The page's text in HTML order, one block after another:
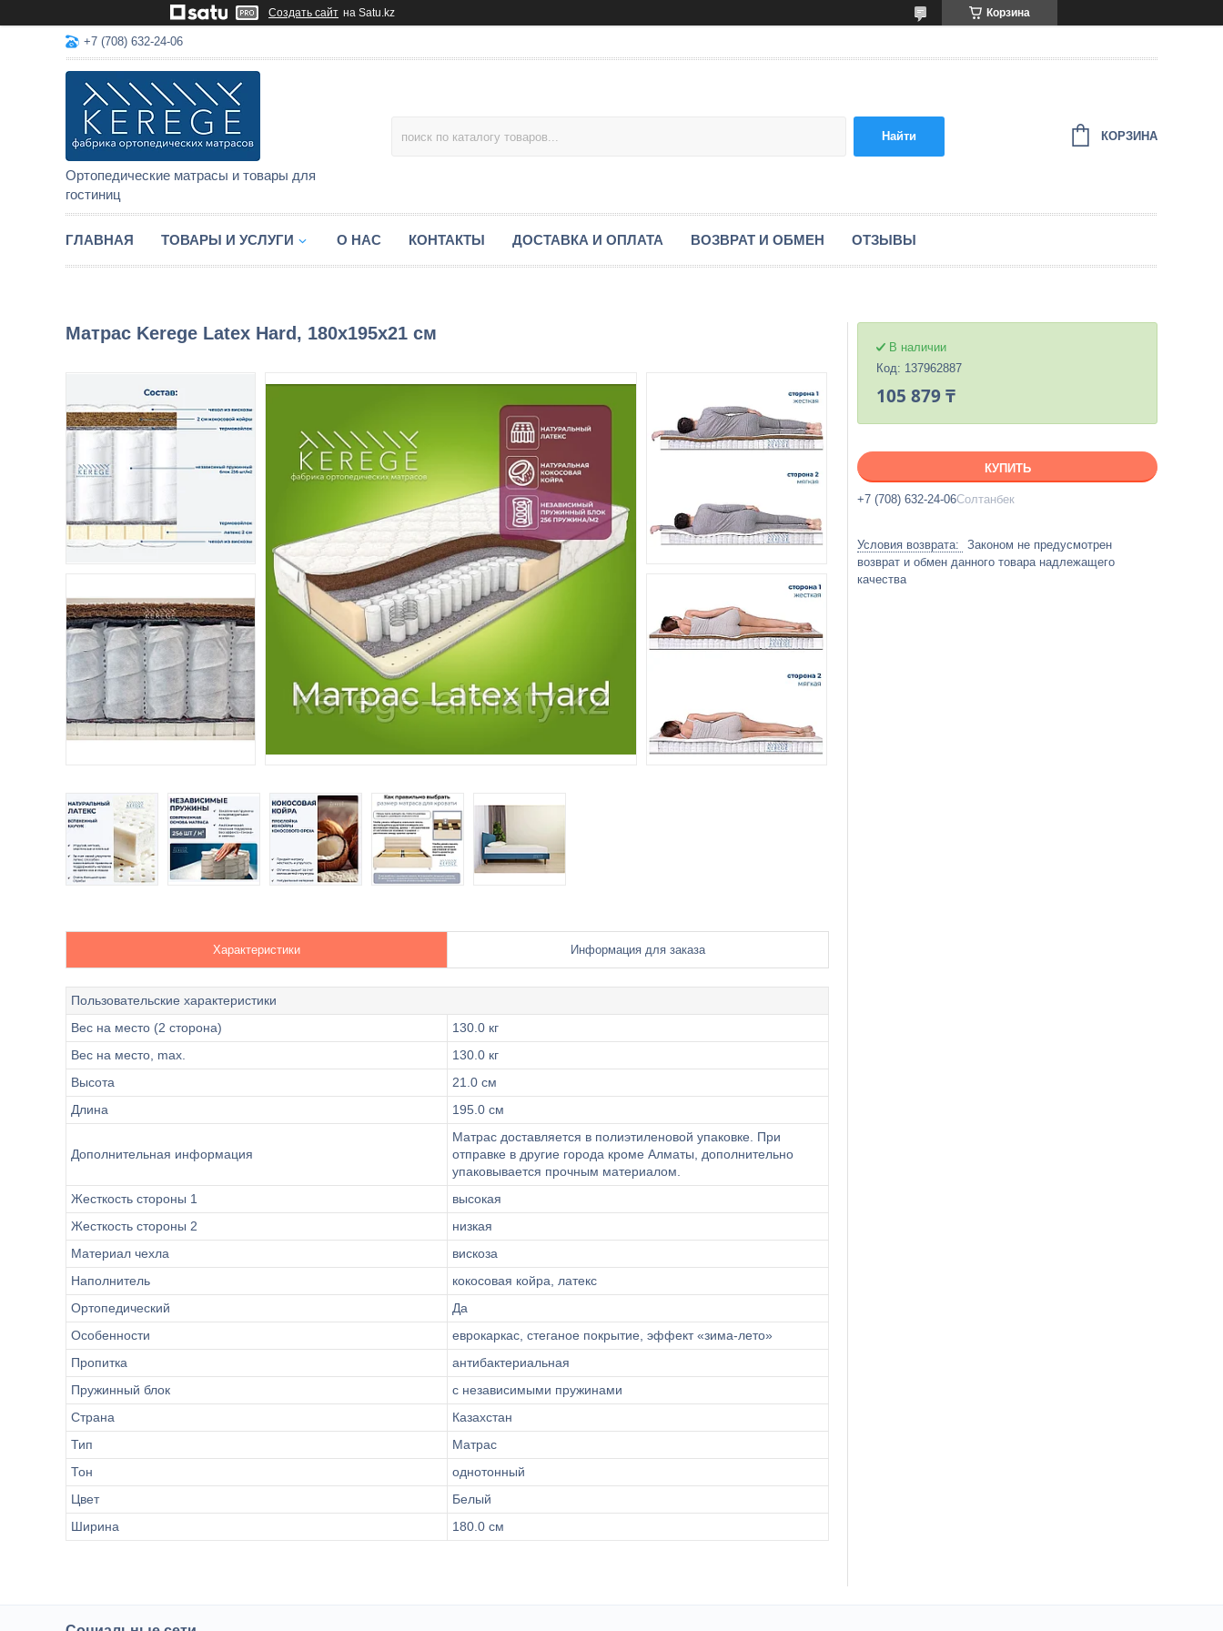
Создать сайт на Satu.kz Корзина
+7 (708) 632-24-06
Ортопедические матрасы и товары для
гостиниц
Найти КОРЗИНА
ГЛАВНАЯ ТОВАРЫ И УСЛУГИ О НАС КОНТАКТЫ ДОСТАВКА И ОПЛАТА ВОЗВРАТ И ОБМЕН ОТЗЫВЫ
Матрас Kerege Latex Hard, 180x195x21 см
Характеристики Информация для заказа
Пользовательские характеристики
Вес на место (2 сторона)
130.0 кг
Вес на место, max.
130.0 кг
Высота
21.0 см
Длина
195.0 см
Дополнительная информация
Матрас доставляется в полиэтиленовой упаковке. При
отправке в другие города кроме Алматы, дополнительно
упаковывается прочным материалом.
Жесткость стороны 1
высокая
Жесткость стороны 2
низкая
Материал чехла
вискоза
Наполнитель
кокосовая койра, латекс
Ортопедический
Да
Особенности
еврокаркас, стеганое покрытие, эффект «зима-лето»
Пропитка
антибактериальная
Пружинный блок
с независимыми пружинами
Страна
Казахстан
Тип
Матрас
Тон
однотонный
Цвет
Белый
Ширина
180.0 см
В наличии
Код: 137962887
105 879 ₸
КУПИТЬ
+7 (708) 632-24-06Солтанбек
Законом не предусмотрен
возврат и обмен данного товара надлежащего
качества